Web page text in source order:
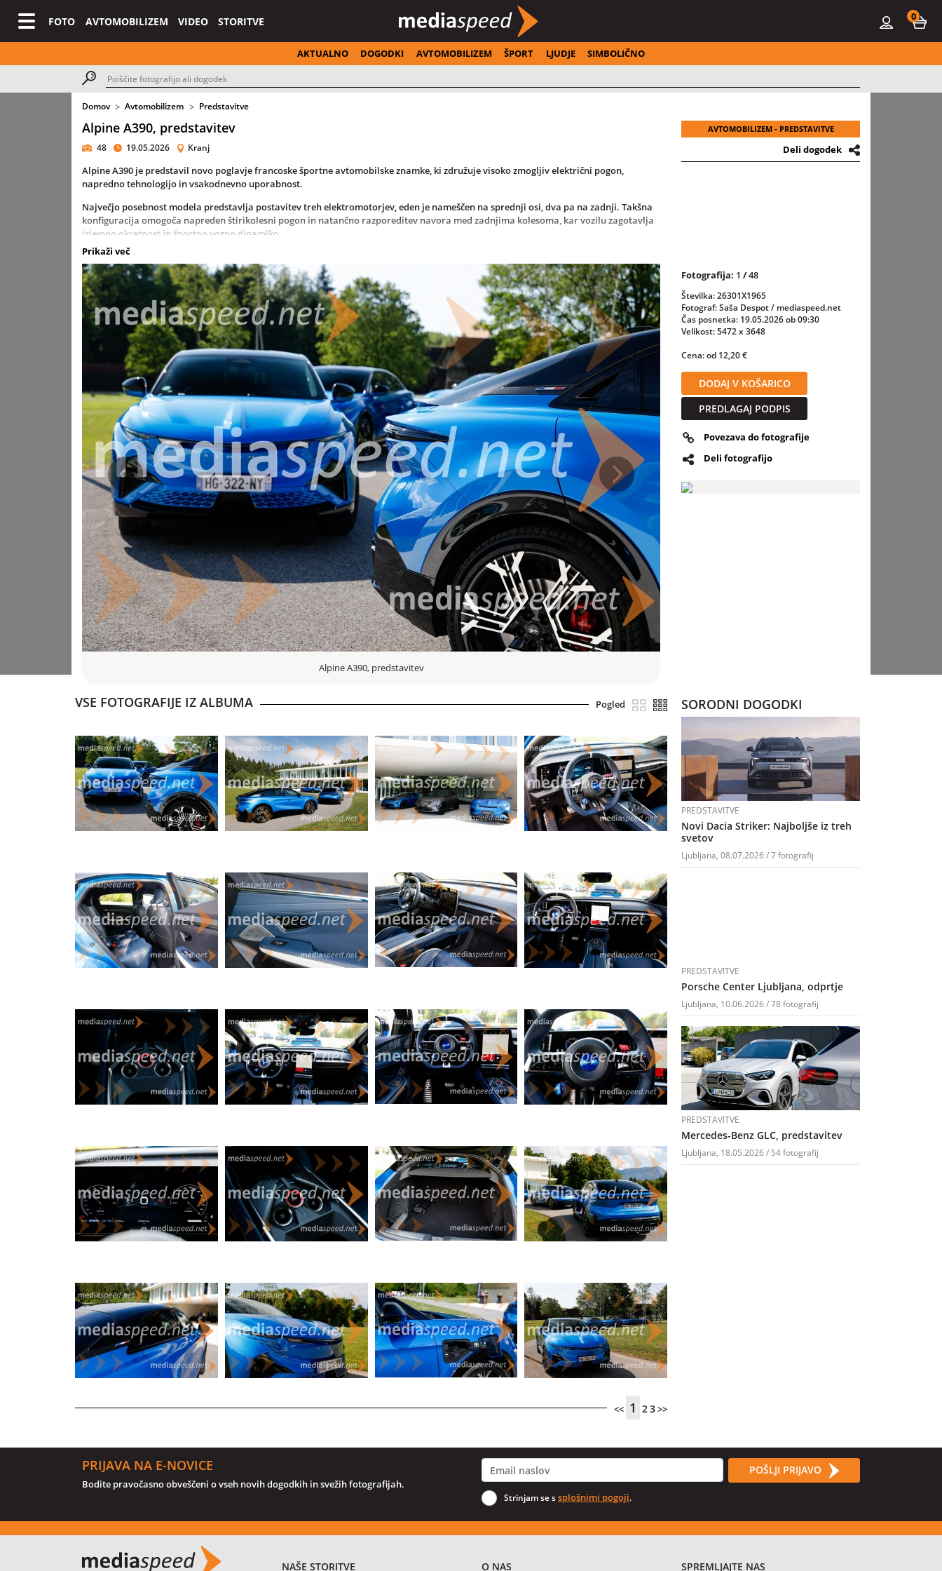
FOTO AVTOMOBILIZEM VIDEO STORITVE 0
AKTUALNO DOGODKI AVTOMOBILIZEM ŠPORT LJUDJE SIMBOLIČNO
Domov Avtomobilizem Predstavitve
Alpine A390, predstavitev
48 19.05.2026 Kranj
Alpine A390 je predstavil novo poglavje francoske športne avtomobilske znamke, ki združuje visoko zmogljiv električni pogon,
napredno tehnologijo in vsakodnevno uporabnost.
Največjo posebnost modela predstavlja postavitev treh elektromotorjev, eden je nameščen na sprednji osi, dva pa na zadnji. Takšna
konfiguracija omogoča napreden štirikolesni pogon in natančno razporeditev navora med zadnjima kolesoma, kar vozilu zagotavlja
izjemno okretnost in športno vozno dinamiko.
Najzmogljivejša različica GTS razvije 346 kW (470 KM) in od 0 do 100 km/h pospeši v zgolj 3,9 sekunde, medtem ko baterija s kapaciteto
89 kWh omogoča doseg do 555 kilometrov. Osnovni model GT naj bi stal okoli 65.000 evrov, športnejša različica GTS pa približno
76.000 evrov.
Oblikovno A390 sledi filozofiji kupejevskega križanca in črpa navdih iz legendarnega modela Alpine A110. Dinamično silhueto
dopolnjujejo aerodinamične rešitve, med njimi tudi značilen usmerjevalnik zraka »bonnet blade«. Poseben pečat dajejo tudi svetlobni
elementi, ki jih pri Alpine opisujejo kot »kozmični prah«.
V notranjosti vozilo ponuja dva 12-palčna zaslona z operacijskim sistemom Android Automotive in podporo za Google Automotive
Services. Prostornina prtljažnika znaša 532 litrov, kar model uvršča med bolj praktične športne električne križance.
A390 bo v celoti nastajal v Franciji. Baterije proizvaja podjetje Verkor, elektromotorji prihajajo iz Renaultove tovarne v Cléonu,
podvozje izdelujejo v Le Mansu, končna montaža pa bo potekala v Dieppu, kjer bo novi model nasledil legendarni A110. Tovarno so za
proizvodnjo električnih vozil posebej posodobili, ob projektu pa zaposlili tudi nove sodelavce.
Prikaži več
AVTOMOBILIZEM - PREDSTAVITVE
Deli dogodek
Alpine A390, predstavitev
Prejšnja Naslednja
Fotografija: 1 /48
Številka: 26301X1965
Fotograf: Saša Despot / mediaspeed.net
Čas posnetka: 19.05.2026 ob 09:30
Velikost: 5472 x 3648
Cena: od 12,20 €
DODAJ V KOŠARICO
PREDLAGAJ PODPIS
Povezava do fotografije
Deli fotografijo
VSE FOTOGRAFIJE IZ ALBUMA Pogled
<< 1 23>>
SORODNI DOGODKI
PREDSTAVITVE
Novi Dacia Striker: Najboljše iz treh
svetov
Ljubljana, 08.07.2026 / 7 fotografij
PREDSTAVITVE
Porsche Center Ljubljana, odprtje
Ljubljana, 10.06.2026 / 78 fotografij
PREDSTAVITVE
Mercedes-Benz GLC, predstavitev
Ljubljana, 18.05.2026 / 54 fotografij
PRIJAVA NA E-NOVICE
Bodite pravočasno obveščeni o vseh novih dogodkih in svežih fotografijah.
POŠLJI PRIJAVO
Strinjam se ssplošnimi pogoji.
NAŠE STORITVE O NAS SPREMLJAJTE NAS